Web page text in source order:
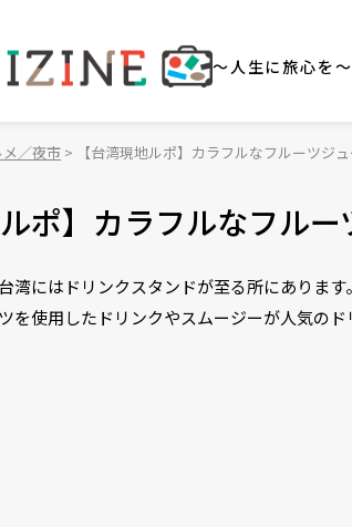
～人生に旅心を～
メ／夜市 【台湾現地ルポ】カラフルなフルーツジ
ルポ】カラフルなフル
台湾にはドリンクスタンドが至る所にありま
ツを使用したドリンクやスムージーが人気の